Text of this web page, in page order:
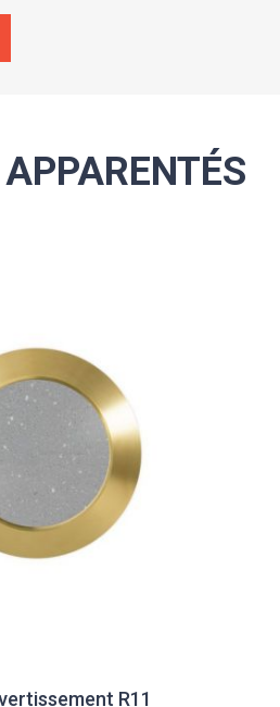
R11